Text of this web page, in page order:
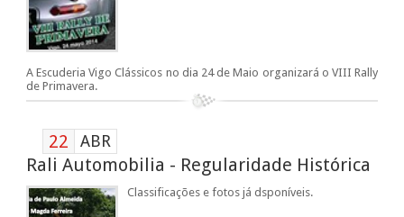
A Escuderia Vigo Clássicos no dia 24 de Maio organizará o VIII Rally
de Primavera.
22 ABR
Rali Automobilia - Regularidade Histórica
Classificações e fotos já dsponíveis.